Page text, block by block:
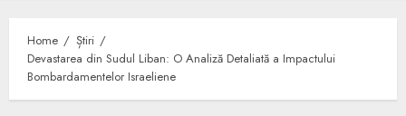
Home
Știri
Devastarea din Sudul Liban: O Analiză Detaliată a Impactului
Bombardamentelor Israeliene